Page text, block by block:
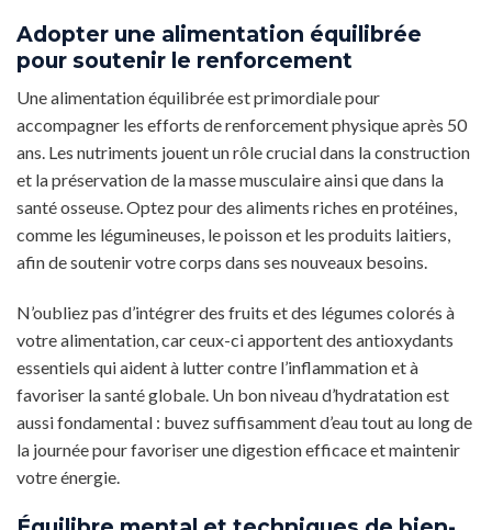
Adopter une alimentation équilibrée
pour soutenir le renforcement
Une alimentation équilibrée est primordiale pour
accompagner les efforts de renforcement physique après 50
ans. Les nutriments jouent un rôle crucial dans la construction
et la préservation de la masse musculaire ainsi que dans la
santé osseuse. Optez pour des aliments riches en protéines,
comme les légumineuses, le poisson et les produits laitiers,
afin de soutenir votre corps dans ses nouveaux besoins.
N’oubliez pas d’intégrer des fruits et des légumes colorés à
votre alimentation, car ceux-ci apportent des antioxydants
essentiels qui aident à lutter contre l’inflammation et à
favoriser la santé globale. Un bon niveau d’hydratation est
aussi fondamental : buvez suffisamment d’eau tout au long de
la journée pour favoriser une digestion efficace et maintenir
votre énergie.